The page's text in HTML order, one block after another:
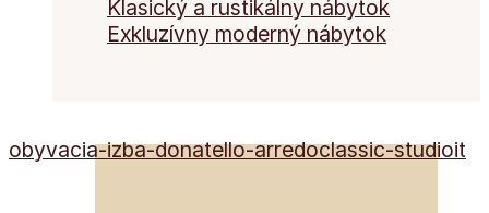
Klasický a rustikálny nábytok
Exkluzívny moderný nábytok
obyvacia-izba-donatello-arredoclassic-studioit